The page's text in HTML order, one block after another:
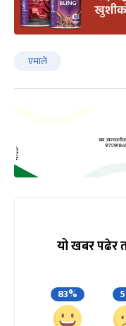
एमाले
यो खबर पढेर
83%